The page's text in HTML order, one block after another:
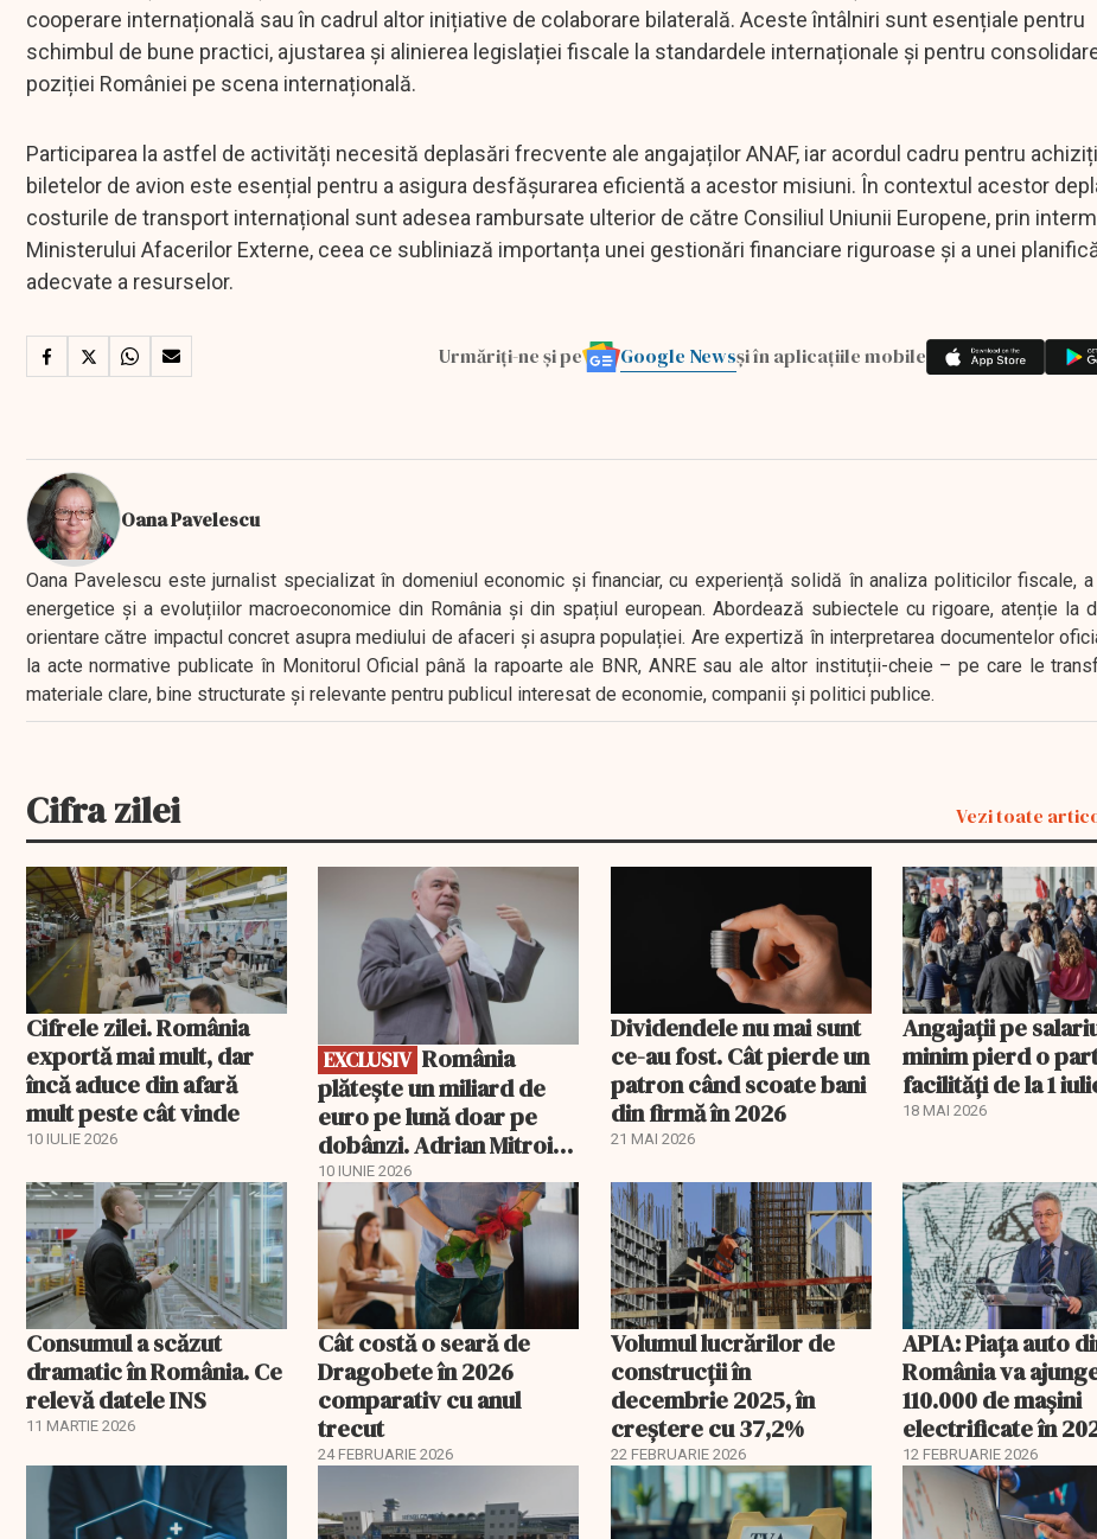
cooperare internațională sau în cadrul altor inițiative de colaborare bilaterală. Aceste întâlniri sunt esențiale pentru
schimbul de bune practici, ajustarea și alinierea legislației fiscale la standardele internaționale și pentru
poziției României pe scena internațională.
Participarea la astfel de activități necesită deplasări frecvente ale angajaților ANAF, iar acordul cadru pentru
biletelor de avion este esențial pentru a asigura desfășurarea eficientă a acestor misiuni. În contextul acestor
costurile de transport internațional sunt adesea rambursate ulterior de către Consiliul Uniunii Europene, prin
Ministerului Afacerilor Externe, ceea ce subliniază importanța unei gestionări financiare riguroase și a unei
adecvate a resurselor.
Urmăriți-ne și pe Google Newsși în aplicațiile mobile
Oana Pavelescu
Oana Pavelescu este jurnalist specializat în domeniul economic și financiar, cu experiență solidă în analiza politicilor fiscale,
energetice și a evoluțiilor macroeconomice din România și din spațiul european. Abordează subiectele cu rigoare, atenție la
orientare către impactul concret asupra mediului de afaceri și asupra populației. Are expertiză în interpretarea documentelor
la acte normative publicate în Monitorul Oficial până la rapoarte ale BNR, ANRE sau ale altor instituții-cheie – pe care le
materiale clare, bine structurate și relevante pentru publicul interesat de economie, companii și politici publice.
Cifra zilei Vezi toate
Cifrele zilei. România
exportă mai mult, dar
încă aduce din afară
mult peste cât vinde
10 IULIE 2026
EXCLUSIV
EXCLUSIV România
plătește un miliard de
euro pe lună doar pe
dobânzi. Adrian Mitroi:
O datorie publică
„insurmontabilă”
10 IUNIE 2026
Dividendele nu mai sunt
ce-au fost. Cât pierde un
patron când scoate bani
din firmă în 2026
21 MAI 2026
Angajații pe
minim pierd o
facilități de la 1
18 MAI 2026
Consumul a scăzut
dramatic în România. Ce
relevă datele INS
11 MARTIE 2026
Cât costă o seară de
Dragobete în 2026
comparativ cu anul
trecut
24 FEBRUARIE 2026
Volumul lucrărilor de
construcții în
decembrie 2025, în
creștere cu 37,2%
22 FEBRUARIE 2026
APIA: Piața auto
România va
110.000 de mașini
electrificate în
12 FEBRUARIE 2026
EXCLUSIV